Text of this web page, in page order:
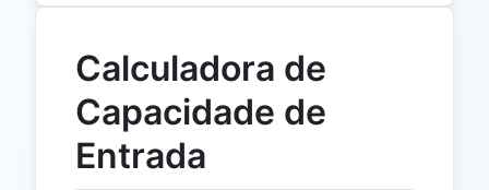
Calculadora de
Capacidade de
Entrada